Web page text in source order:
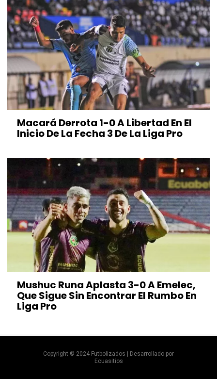
Macará Derrota 1-0 A Libertad En El
Inicio De La Fecha 3 De La Liga Pro
Mushuc Runa Aplasta 3-0 A Emelec,
Que Sigue Sin Encontrar El Rumbo En
Liga Pro
Copyright © 2024 Futbolizados | Desarrollado por
Ecuasitios